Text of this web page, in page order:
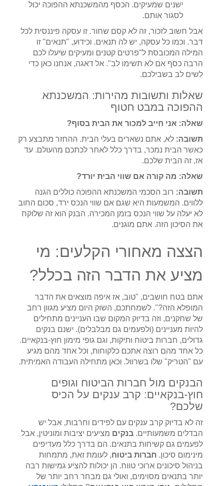
ישנים שמעיקים. הכסף מהמשכנתא ההפוכה יכול
לסגור אותם.
אבל חשוב לזכור, זה לא קסם שחור. זו עסקה פיננסית לכל
דבר. וכמו כל עסקה, יש לה תנאים. וכידוע, "תנאים" זו
המילה המכובסת ל"פרטים קטנים ומעיקים שיעלו לכם
הרבה כסף אם לא תשימו לב". אל דאגה, אנחנו כאן כדי
לשים לב בשבילכם.
שאלות ותשובות מהירות: המשכנתא
ההפוכה במבט חטוף
שאלה: אני חייב למכור את הבית בסוף?
תשובה: לא, אתם נשארים בעלי הבית. ההחזר מתבצע רק
כאשר הבית נמכר, בדרך כלל לאחר לכתכם מהעולם. עד
אז, זה הבית שלכם.
שאלה: מה קורה אם שווי הבית יורד?
תשובה: רוב הסכמי המשכנתא ההפוכה כוללים הגנה
ללווים. המשמעות היא שגם אם שווי הנכס ירד, סכום החוב
לא יעלה על שווי הנכס בזמן המכירה. הבנק הוא זה שלוקח
את הסיכון הזה. אתם מוגנים.
הצצה מאחורי הקלעים: מי
מציע את הדבר הזה בכלל?
אתם בטח חושבים, "טוב, אז איפה מוצאים את הדבר
המופלא הזה?". לשמחתכם, השוק היום מציע מגוון רחב
של שחקנים, וזה בדיוק המקום שבו העניינים מתחילים
להיות מעניינים (ולפעמים גם מבלבלים). ישנם בנקים
גדולים, חברות ביטוח ותיקות, וגם גופי מימון חוץ-בנקאיים.
כל אחד מהם רוצה אתכם כלקוחות, וכל אחד מהם מגיע
עם "הטריק" שלו בשרוול. וכאן מתחילה העבודה האמיתית.
הבנקים מול חברות הביטוח וגופים
חוץ-בנקאיים: קרב ענקים על הכיס
שלכם?
זה לא בדיוק קרב ענקים עם לפידים וחרבות, אבל יש
הבדלים משמעותיים. בנקים מציעים יציבות ומוניטין, אבל
לפעמים גם קשיחות בתנאים. הם בדרך כלל מעדיפים
מינימום סיכון. חברות ביטוח, לעומת זאת, מתמחות
בניהול סיכונים ארוכי טווח. הן יכולות להציע גמישות רבה
יותר בתנאים מסוימים, ואולי גם מבחר רחב יותר של